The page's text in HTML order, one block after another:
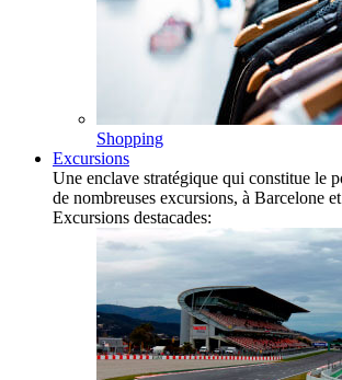
Shopping
Excursions
Une enclave stratégique qui constitue le
de nombreuses excursions, à Barcelone
Excursions destacades: